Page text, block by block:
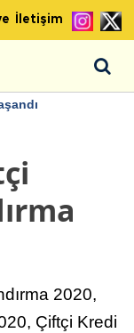
İletişim
2020,
Çiftçi Kredi